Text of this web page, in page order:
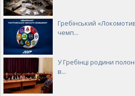
Гребінський
чемп...
У Гребінці родини
в...